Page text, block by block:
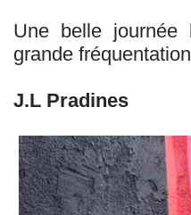
Une belle journée
grande
J.L Pradines